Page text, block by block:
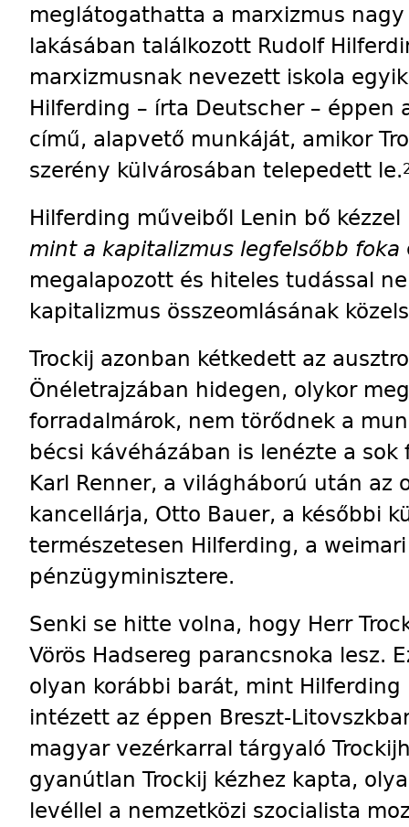
meglátogathatta a marxizmus
lakásában találkozott Rudolf
marxizmusnak nevezett iskola
Hilferding – írta Deutscher – éppen
című, alapvető munkáját, amikor
szerény külvárosában telepedett le.
Hilferding műveiből Lenin bő
mint a kapitalizmus legfelsőbb foka
megalapozott és hiteles tudással
kapitalizmus összeomlásának
Trockij azonban kétkedett az
Önéletrajzában hidegen, olykor
forradalmárok, nem törődnek a
bécsi kávéházában is lenézte a
Karl Renner, a világháború után az
kancellárja, Otto Bauer, a későbbi
természetesen Hilferding, a
pénzügyminisztere.
Senki se hitte volna, hogy Herr
Vörös Hadsereg parancsnoka lesz.
olyan korábbi barát, mint Hilferding
intézett az éppen Breszt-
magyar vezérkarral tárgyaló
gyanútlan Trockij kézhez kapta,
levéllel a nemzetközi szocialista